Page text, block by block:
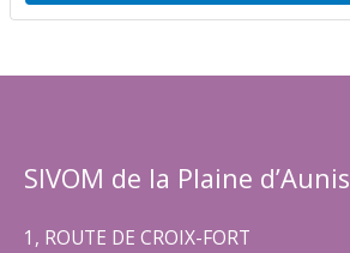
SIVOM de la Plaine d’Aunis
1, ROUTE DE CROIX-FORT